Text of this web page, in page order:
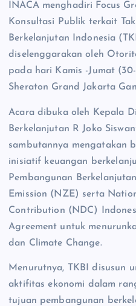
INACA menghadiri Focus
Konsultasi Publik terkait
Berkelanjutan Indonesia
diselenggarakan oleh
pada hari Kamis -Jumat
Sheraton Grand Jakarta
Acara dibuka oleh Kepala
Berkelanjutan R Joko
sambutannya mengatakan
inisiatif keuangan
Pembangunan
Emission (NZE) serta
Contribution (NDC)
Agreement untuk
dan Climate Change.
Menurutnya, TKBI disusun
aktifitas ekonomi dalam
tujuan pembangunan